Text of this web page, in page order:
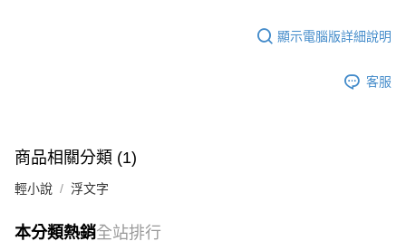
顯示電腦版詳細說明
客服
商品相關分類 (1)
輕小說 浮文字
本分類熱銷全站排行